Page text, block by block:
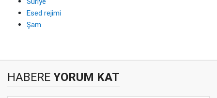
Esed rejimi
Şam
HABERE YORUM KAT